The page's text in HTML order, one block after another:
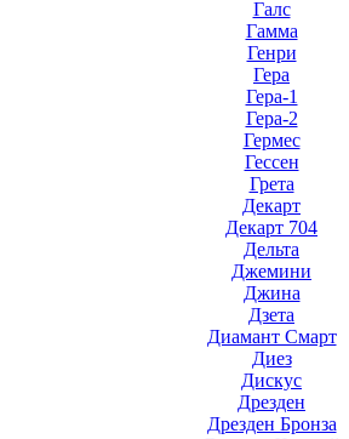
Галс
Гамма
Генри
Гера
Гера-1
Гера-2
Гермес
Гессен
Грета
Декарт
Декарт 704
Дельта
Джемини
Джина
Дзета
Диамант Смарт
Диез
Дискус
Дрезден
Дрезден Бронза